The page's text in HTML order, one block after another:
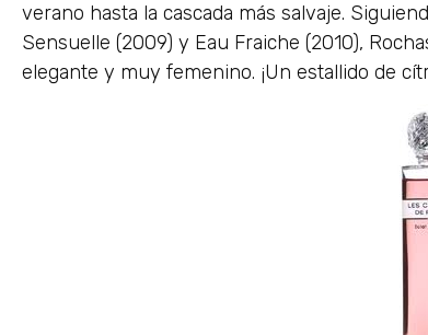
verano hasta la cascada más salvaje.
Sensuelle (2009) y Eau Fraiche (2010),
elegante y muy femenino. ¡Un estallido de